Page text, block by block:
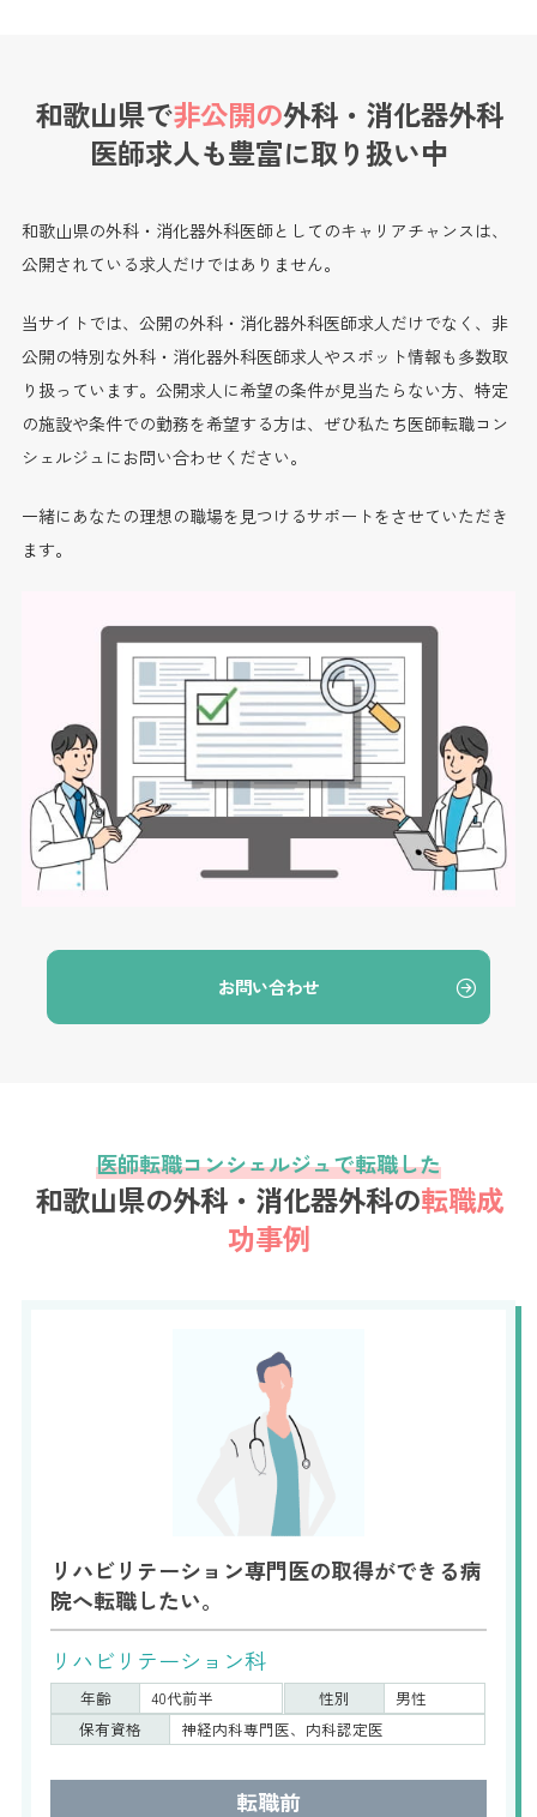
和歌山県で非公開の外科・消化器外科
医師求人も豊富に取り扱い中
和歌山県の外科・消化器外科医師としてのキャリアチャンスは、
公開されている求人だけではありません。
当サイトでは、公開の外科・消化器外科医師求人だけでなく、非
公開の特別な外科・消化器外科医師求人やスポット情報も多数取
り扱っています。公開求人に希望の条件が見当たらない方、特定
の施設や条件での勤務を希望する方は、ぜひ私たち医師転職コン
シェルジュにお問い合わせください。
一緒にあなたの理想の職場を見つけるサポートをさせていただき
ます。
お問い合わせ
医師転職コンシェルジュで転職した
和歌山県の外科・消化器外科の転職成
功事例
リハビリテーション専門医の取得ができる病
院へ転職したい。
リハビリテーション科
年齢 40代前半 性別
男性
保有資格
神経内科専門医、内科認定医
転職前